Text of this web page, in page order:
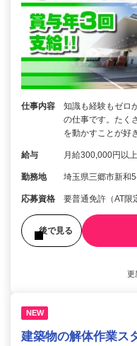
仕事内容
知識も経験もゼロ
の仕事です。たく
を動かすことが好
給与 月給300,000円以上
勤務地 埼玉県三郷市新和
応募資格 要普通免許（AT限
後で見る
更
NEW
建築物の解体作業ス